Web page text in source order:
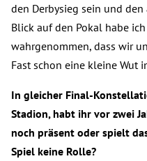
den Derbysieg sein und
Blick auf den Pokal habe ich
wahrgenommen, dass wir
Fast schon eine kleine Wut
In gleicher Final-
Stadion, habt ihr vor zwei
noch präsent oder spielt
Spiel keine Rolle?